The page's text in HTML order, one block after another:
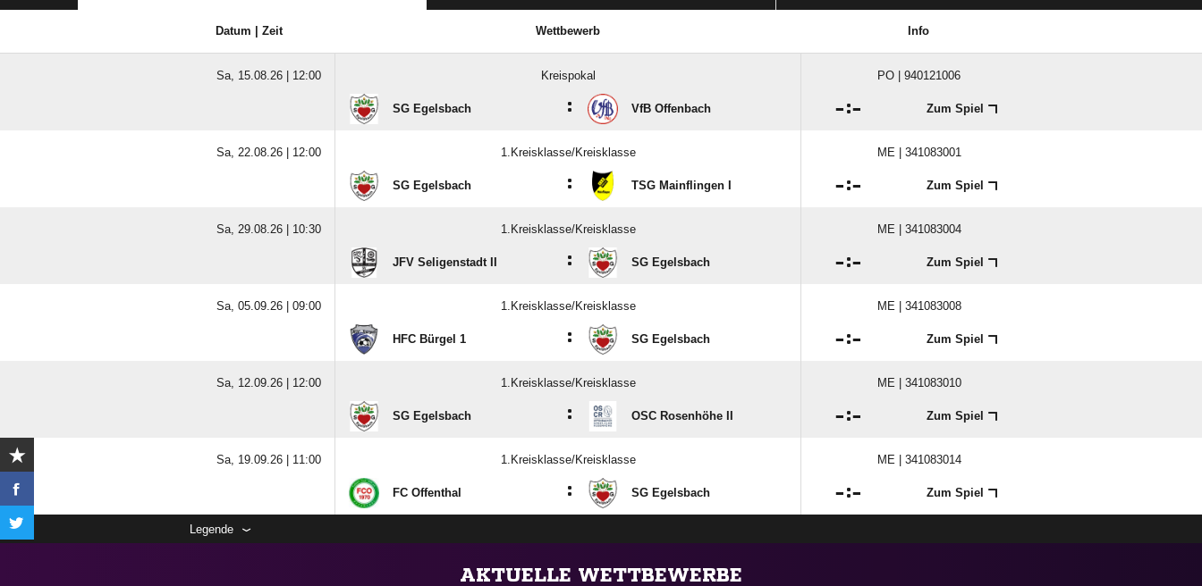
Datum | Zeit Wettbewerb Info
Sa, 15.08.26 | 12:00 Kreispokal PO | 940121006
SG Egelsbach : VfB Offenbach : Zum Spiel
Sa, 22.08.26 | 12:00 1.Kreisklasse/Kreisklasse ME | 341083001
SG Egelsbach : TSG Mainflingen I : Zum Spiel
Sa, 29.08.26 | 10:30 1.Kreisklasse/Kreisklasse ME | 341083004
JFV Seligenstadt II : SG Egelsbach : Zum Spiel
Sa, 05.09.26 | 09:00 1.Kreisklasse/Kreisklasse ME | 341083008
HFC Bürgel 1 : SG Egelsbach : Zum Spiel
Sa, 12.09.26 | 12:00 1.Kreisklasse/Kreisklasse ME | 341083010
SG Egelsbach : OSC Rosenhöhe II : Zum Spiel
Sa, 19.09.26 | 11:00 1.Kreisklasse/Kreisklasse ME | 341083014
FC Offenthal : SG Egelsbach : Zum Spiel
Legende
AKTUELLE WETTBEWERBE